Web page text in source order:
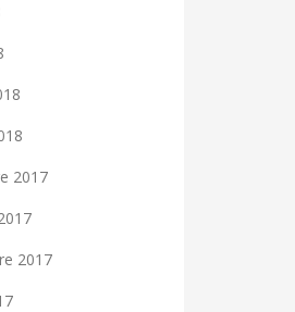
2017
2017